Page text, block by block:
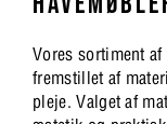
Vores sortiment
fremstillet af
pleje. Valget af